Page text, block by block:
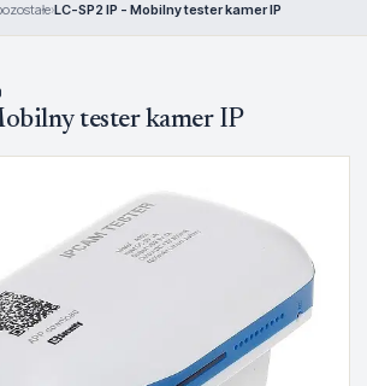
›LC-SP2 IP - Mobilny tester kamer IP
tester kamer IP